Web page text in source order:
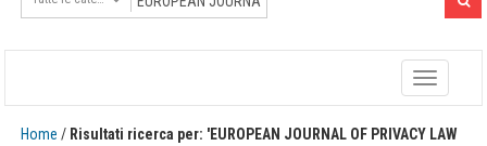
Toggle
navigation
Home / Risultati ricerca per: 'EUROPEAN JOURNAL OF PRIVACY LAW